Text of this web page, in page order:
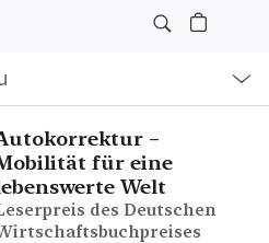
–
für eine
Welt
des Deutschen